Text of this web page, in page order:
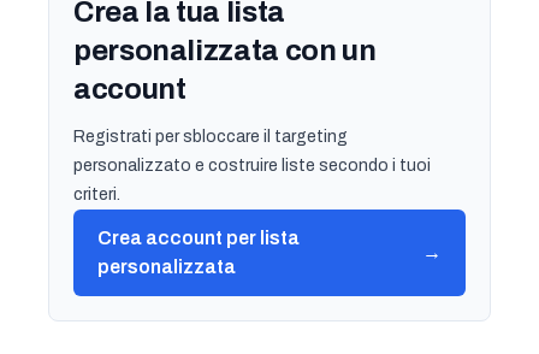
Crea la tua lista
personalizzata con un
account
Registrati per sbloccare il targeting
personalizzato e costruire liste secondo i tuoi
criteri.
Crea account per lista
personalizzata
→